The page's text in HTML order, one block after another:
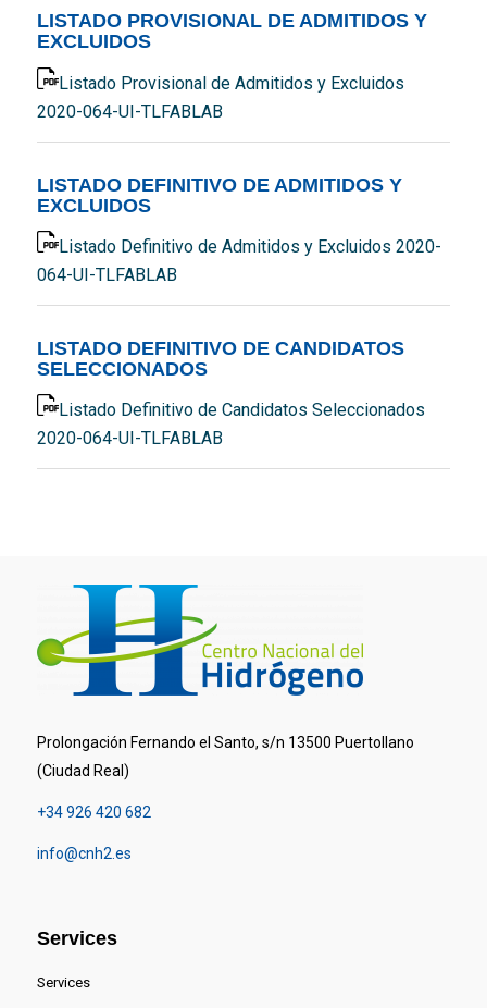
LISTADO PROVISIONAL DE ADMITIDOS Y
EXCLUIDOS
Listado Provisional de Admitidos y Excluidos
2020-064-UI-TLFABLAB
LISTADO DEFINITIVO DE ADMITIDOS Y
EXCLUIDOS
Listado Definitivo de Admitidos y Excluidos 2020-
064-UI-TLFABLAB
LISTADO DEFINITIVO DE CANDIDATOS
SELECCIONADOS
Listado Definitivo de Candidatos Seleccionados
2020-064-UI-TLFABLAB
Prolongación Fernando el Santo, s/n 13500 Puertollano
(Ciudad Real)
+34 926 420 682
info@cnh2.es
Services
Services